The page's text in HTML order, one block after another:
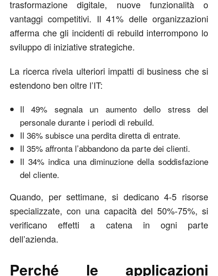
trasformazione digitale, nuove funzionalità o
vantaggi competitivi. Il 41% delle organizzazioni
afferma che gli incidenti di rebuild interrompono lo
sviluppo di iniziative strategiche.
La ricerca rivela ulteriori impatti di business che si
estendono ben oltre l’IT:
Il 49% segnala un aumento dello stress del
personale durante i periodi di rebuild.
Il 36% subisce una perdita diretta di entrate.
Il 35% affronta l’abbandono da parte dei clienti.
Il 34% indica una diminuzione della soddisfazione
del cliente.
Quando, per settimane, si dedicano 4-5 risorse
specializzate, con una capacità del 50%-75%, si
verificano effetti a catena in ogni parte
dell’azienda.
Perché le applicazioni